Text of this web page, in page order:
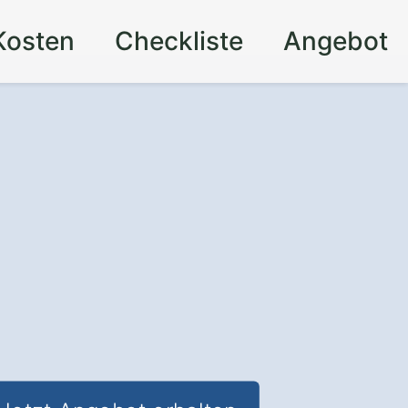
Checkliste Angebot